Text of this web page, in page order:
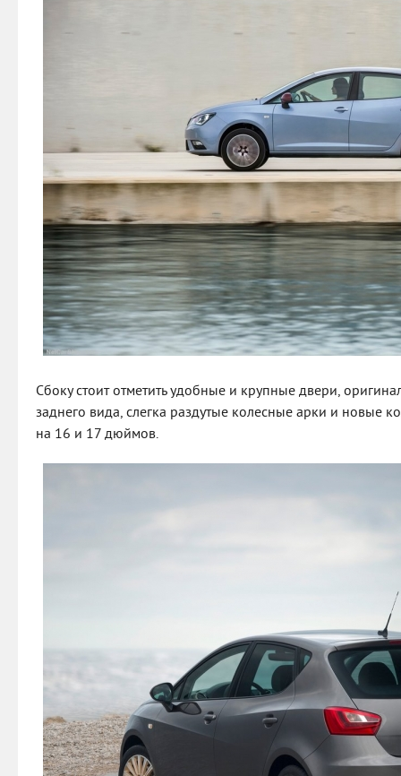
Сбоку стоит отметить удобные и крупные двери,
заднего вида, слегка раздутые колесные арки и новые
на 16 и 17 дюймов.